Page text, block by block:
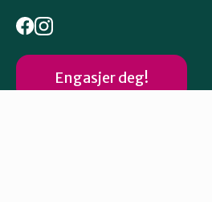
Engasjer deg!